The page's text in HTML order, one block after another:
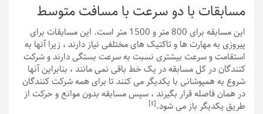
مسابقات با دو سرعت با مسافت ​​متوسط
این مسابقه برای 800 متر و 1500 متر است. این مسابقات برای
پیروزی به مهارت ها و تاکتیک های مختلفی نیاز دارند ، زیرا آنها به
استقامت و سرعت بیشتری نسبت به سرعت بستگی دارند و شرکت
کنندگان در کل مسابقه در یک خط باقی نمی مانند ، بنابراین آنها
شروع به همپوشانی با یکدیگر می کنند تا برای همه شرکت کنندگان
در همان فاصله قرار بگیرند ، سپس مسابقه بدون موانع و حرکت از
طریق یکدیگر باز می شود.[٤]